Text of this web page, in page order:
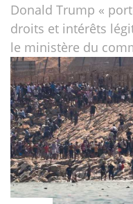
Donald Trump «
droits et intérêts
le ministère du